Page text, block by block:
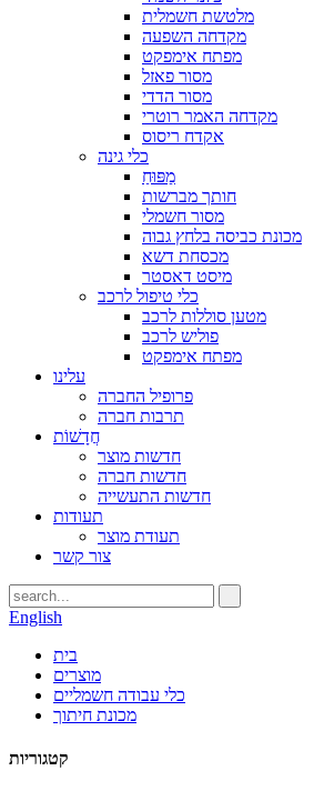
מלטשת חשמלית
מקדחה השפעה
מפתח אימפקט
מסור פאזל
מסור הדדי
מקדחה האמר רוטרי
אקדח ריסוס
כלי גינה
מַפּוּחַ
חותך מברשות
מסור חשמלי
מכונת כביסה בלחץ גבוה
מכסחת דשא
מיסט דאסטר
כלי טיפול לרכב
מטען סוללות לרכב
פוליש לרכב
מפתח אימפקט
עלינו
פרופיל החברה
תרבות חברה
חֲדָשׁוֹת
חדשות מוצר
חדשות חברה
חדשות התעשייה
תעודות
תעודת מוצר
צור קשר
English
בית
מוצרים
כלי עבודה חשמליים
מכונת חיתוך
קטגוריות